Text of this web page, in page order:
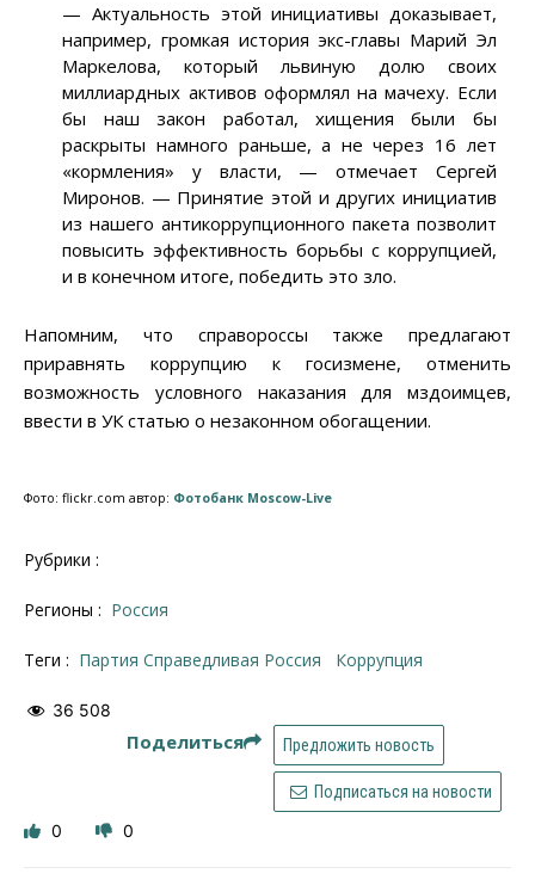
— Актуальность этой инициативы доказывает,
например, громкая история экс-главы Марий Эл
Маркелова, который львиную долю своих
миллиардных активов оформлял на мачеху. Если
бы наш закон работал, хищения были бы
раскрыты намного раньше, а не через 16 лет
«кормления» у власти, — отмечает Сергей
Миронов. — Принятие этой и других инициатив
из нашего антикоррупционного пакета позволит
повысить эффективность борьбы с коррупцией,
и в конечном итоге, победить это зло.
Напомним, что справороссы также предлагают
приравнять коррупцию к госизмене, отменить
возможность условного наказания для мздоимцев,
ввести в УК статью о незаконном обогащении.
Фото: flickr.com автор: Фотобанк Moscow-Live
Рубрики :
Регионы : Россия
Теги : партия Справедливая Россия коррупция
36 508
Поделиться Предложить новость
Подписаться на новости
0 0